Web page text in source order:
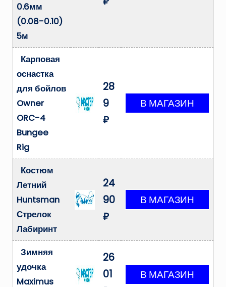
0.6мм
(0.08-0.10)
5м
Карповая
оснастка
для бойлов
Owner
ORC-4
Bungee
Rig
28
9
₽
Костюм
Летний
Huntsman
Стрелок
Лабиринт
24
90
₽
Зимняя
удочка
Maximus
26
01